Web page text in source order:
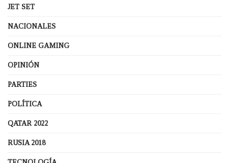
JET SET
NACIONALES
ONLINE GAMING
OPINIÓN
PARTIES
POLÍTICA
QATAR 2022
RUSIA 2018